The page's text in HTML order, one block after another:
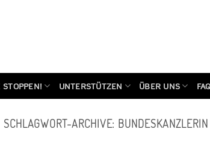
STOPPEN! UNTERSTÜTZEN ÜBER UNS
SCHLAGWORT-ARCHIVE: BUNDESKANZLERIN